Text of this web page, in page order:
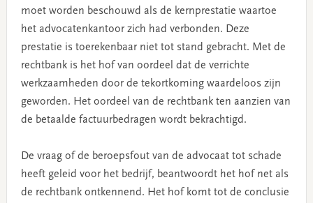
moet worden beschouwd als de kernprestatie waartoe
het advocatenkantoor zich had verbonden. Deze
prestatie is toerekenbaar niet tot stand gebracht. Met de
rechtbank is het hof van oordeel dat de verrichte
werkzaamheden door de tekortkoming waardeloos zijn
geworden. Het oordeel van de rechtbank ten aanzien van
de betaalde factuurbedragen wordt bekrachtigd.
De vraag of de beroepsfout van de advocaat tot schade
heeft geleid voor het bedrijf, beantwoordt het hof net als
de rechtbank ontkennend. Het hof komt tot de conclusie